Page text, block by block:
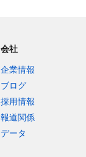
会社
企業情報
ブログ
採用情報
報道関係
データ